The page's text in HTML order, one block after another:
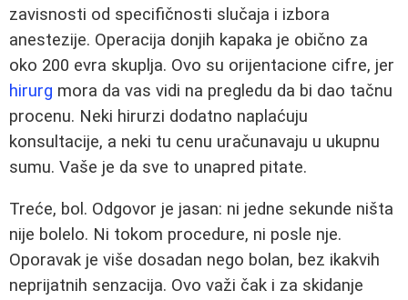
zavisnosti od specifičnosti slučaja i izbora
anestezije. Operacija donjih kapaka je obično za
oko 200 evra skuplja. Ovo su orijentacione cifre, jer
hirurg mora da vas vidi na pregledu da bi dao tačnu
procenu. Neki hirurzi dodatno naplaćuju
konsultacije, a neki tu cenu uračunavaju u ukupnu
sumu. Vaše je da sve to unapred pitate.
Treće, bol. Odgovor je jasan: ni jedne sekunde ništa
nije bolelo. Ni tokom procedure, ni posle nje.
Oporavak je više dosadan nego bolan, bez ikakvih
neprijatnih senzacija. Ovo važi čak i za skidanje